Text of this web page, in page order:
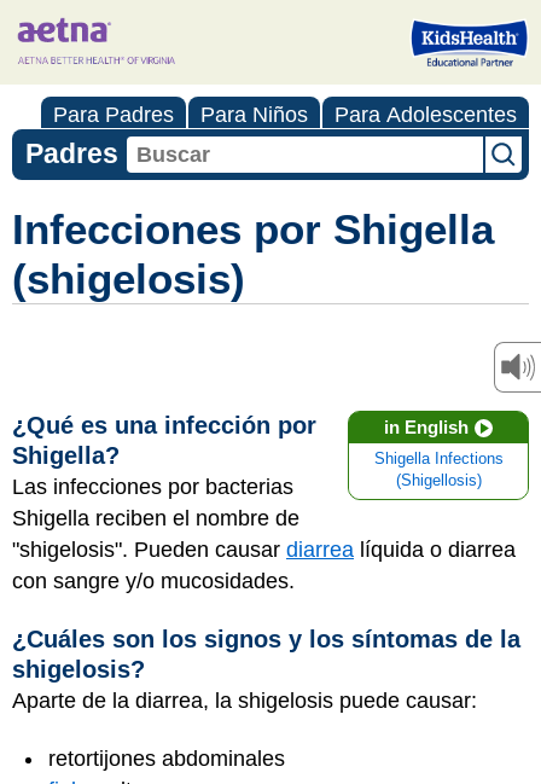
Para Padres Para Niños Para Adolescentes
Padres
Infecciones por Shigella
(shigelosis)
in English
Shigella Infections
(Shigellosis)
¿Qué es una infección por
Shigella?
Las infecciones por bacterias
Shigella reciben el nombre de
"shigelosis". Pueden causar diarrea líquida o diarrea
con sangre y/o mucosidades.
¿Cuáles son los signos y los síntomas de la
shigelosis?
Aparte de la diarrea, la shigelosis puede causar:
retortijones abdominales